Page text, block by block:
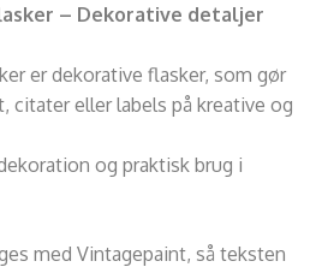
– Dekorative detaljer
er dekorative flasker, som gør
eller labels på kreative og
og praktisk brug i
med Vintagepaint, så teksten